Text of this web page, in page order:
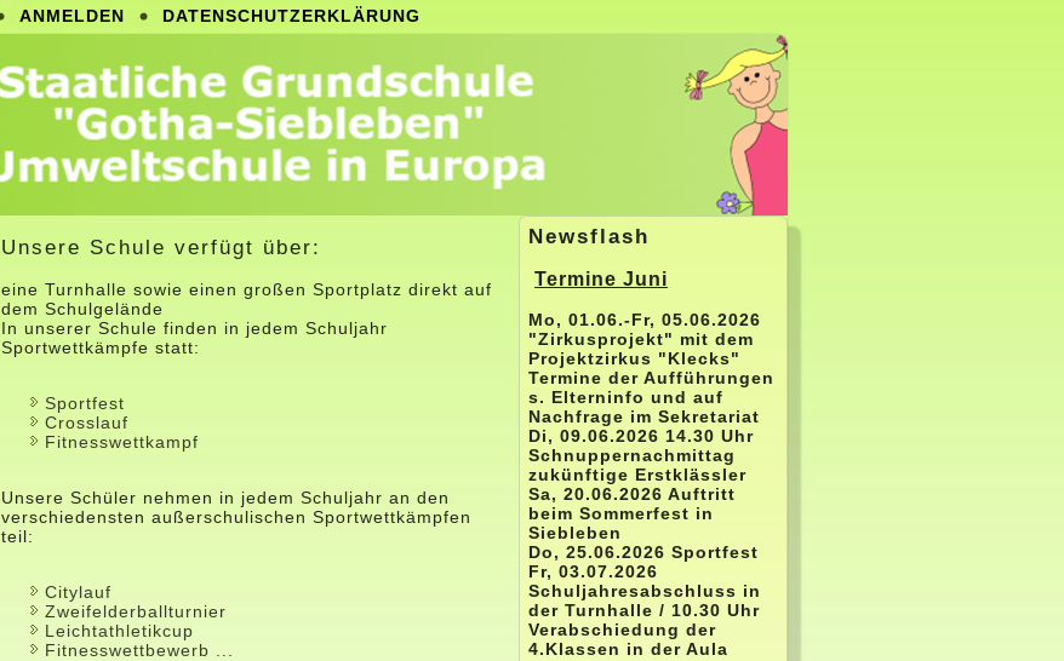
ANMELDEN DATENSCHUTZERKLÄRUNG
Unsere Schule verfügt über:
eine Turnhalle sowie einen großen Sportplatz direkt auf
dem Schulgelände
In unserer Schule finden in jedem Schuljahr
Sportwettkämpfe statt:
Sportfest
Crosslauf
Fitnesswettkampf
Unsere Schüler nehmen in jedem Schuljahr an den
verschiedensten außerschulischen Sportwettkämpfen
teil:
Citylauf
Zweifelderballturnier
Leichtathletikcup
Fitnesswettbewerb ...
Newsflash
Termine Juni
Mo, 01.06.-Fr, 05.06.2026
"Zirkusprojekt" mit dem
Projektzirkus "Klecks"
Termine der Aufführungen
s. Elterninfo und auf
Nachfrage im Sekretariat
Di, 09.06.2026 14.30 Uhr
Schnuppernachmittag
zukünftige Erstklässler
Sa, 20.06.2026 Auftritt
beim Sommerfest in
Siebleben
Do, 25.06.2026 Sportfest
Fr, 03.07.2026
Schuljahresabschluss in
der Turnhalle / 10.30 Uhr
Verabschiedung der
4.Klassen in der Aula